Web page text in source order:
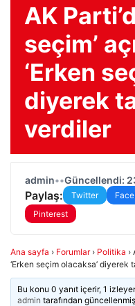
AK
seçim’
‘Erken
diyerek
verdiler
admin••Güncellendi:
Paylaş: Twitter
Pinterest
Ana sayfa › Forumlar › Politika ›
‘Erken seçim olacaksa’ diyerek
Bu konu 0 yanıt içerir, 1
admin tarafından